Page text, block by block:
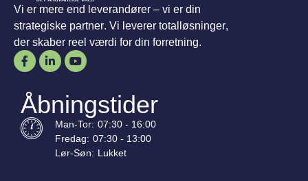
Vi er mere end leverandører – vi er din
strategiske partner. Vi leverer totalløsninger,
der skaber reel værdi for din forretning.
Åbningstider
Man-Tor: 07:30 - 16:00
Fredag: 07:30 - 13:00
Lør-Søn: Lukket